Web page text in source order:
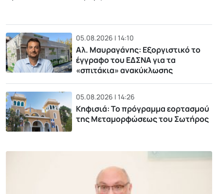
05.08.2026 | 14:10
Αλ. Μαυραγάνης: Εξοργιστικό το
έγγραφο του ΕΔΣΝΑ για τα
«σπιτάκια» ανακύκλωσης
05.08.2026 | 14:26
Κηφισιά: Το πρόγραμμα εορτασμού
της Μεταμορφώσεως του Σωτήρος